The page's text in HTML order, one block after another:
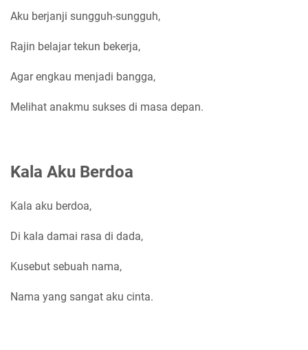
Aku berjanji sungguh-sungguh,
Rajin belajar tekun bekerja,
Agar engkau menjadi bangga,
Melihat anakmu sukses di masa depan.
Kala Aku Berdoa
Kala aku berdoa,
Di kala damai rasa di dada,
Kusebut sebuah nama,
Nama yang sangat aku cinta.